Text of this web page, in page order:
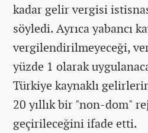
kadar gelir vergisi
söyledi. Ayrıca yabancı
vergilendirilmeyeceği,
yüzde 1 olarak
Türkiye kaynaklı
20 yıllık bir "non-dom"
geçirileceğini ifade etti.